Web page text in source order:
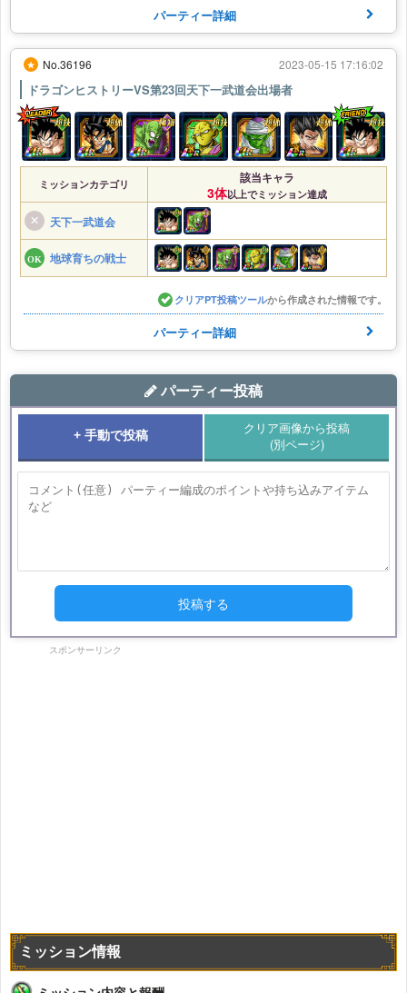
パーティー詳細
★ No.36196 2023-05-15 17:16:02
ドラゴンヒストリーVS第23回天下一武道会出場者
ミッションカテゴリ 該当キャラ
3体以上でミッション達成
天下一武道会
地球育ちの戦士
クリアPT投稿ツールから作成された情報です。
パーティー詳細
パーティー投稿
+ 手動で投稿
クリア画像から投稿
(別ページ)
投稿する
スポンサーリンク
ミッション情報